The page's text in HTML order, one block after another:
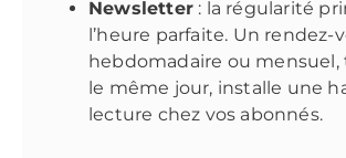
Newsletter : la régularité
l’heure parfaite. Un rendez-
hebdomadaire ou mensuel,
le même jour, installe une
lecture chez vos abonnés.